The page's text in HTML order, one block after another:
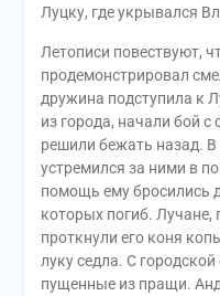
Луцку, где укрывался
Летописи повествуют,
продемонстрировал
дружина подступила к
из города, начали бой с
решили бежать назад.
устремился за ними в
помощь ему бросились
которых погиб. Лучане,
проткнули его коня
луку седла. С
пущенные из пращи.